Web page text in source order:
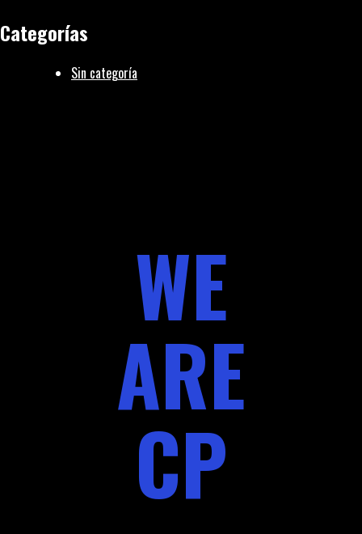
Categorías
Sin categoría
WE
ARE
CP